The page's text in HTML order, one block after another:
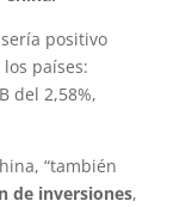
positivo
países:
del 2,58%,
“también
de inversiones,